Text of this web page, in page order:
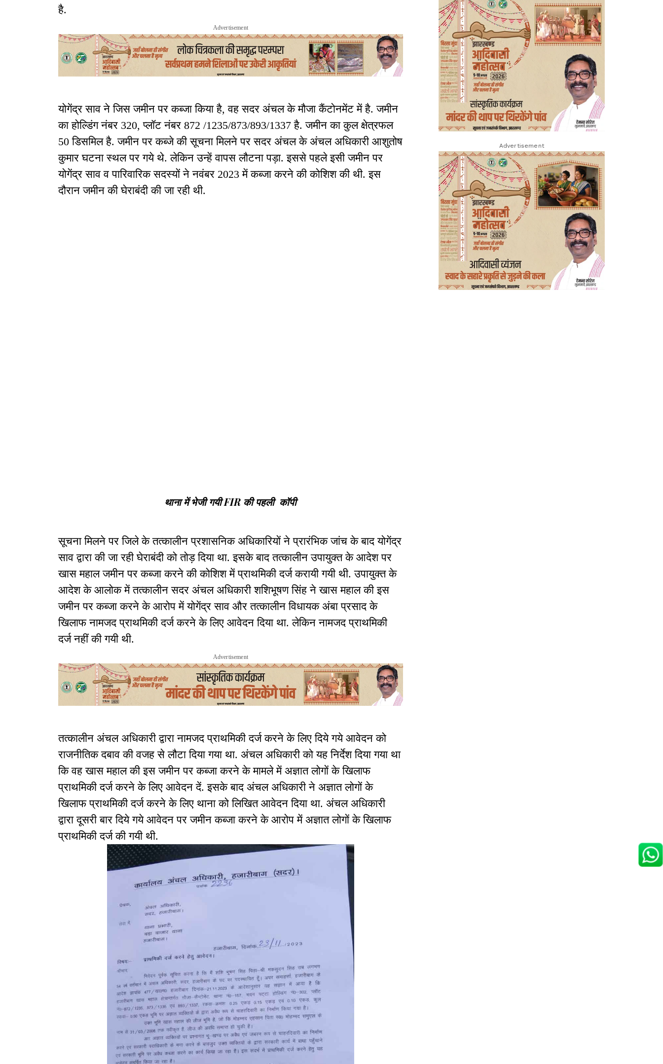
है.
Advertisement
योगेंद्र साव ने जिस जमीन पर कब्जा किया है, वह सदर अंचल के मौजा कैंटोनमेंट में है. जमीन
का होल्डिंग नंबर 320, प्लॉट नंबर 872 /1235/873/893/1337 है. जमीन का कुल क्षेत्रफल
50 डिसमिल है. जमीन पर कब्जे की सूचना मिलने पर सदर अंचल के अंचल अधिकारी आशुतोष
कुमार घटना स्थल पर गये थे. लेकिन उन्हें वापस लौटना पड़ा. इससे पहले इसी जमीन पर
योगेंद्र साव व पारिवारिक सदस्यों ने नवंबर 2023 में कब्जा करने की कोशिश की थी. इस
दौरान जमीन की घेराबंदी की जा रही थी.
थाना में भेजी गयी FIR की पहली कॉपी
सूचना मिलने पर जिले के तत्कालीन प्रशासनिक अधिकारियों ने प्रारंभिक जांच के बाद योगेंद्र
साव द्वारा की जा रही घेराबंदी को तोड़ दिया था. इसके बाद तत्कालीन उपायुक्त के आदेश पर
खास महाल जमीन पर कब्जा करने की कोशिश में प्राथमिकी दर्ज करायी गयी थी. उपायुक्त के
आदेश के आलोक में तत्कालीन सदर अंचल अधिकारी शशिभूषण सिंह ने खास महाल की इस
जमीन पर कब्जा करने के आरोप में योगेंद्र साव और तत्कालीन विधायक अंबा प्रसाद के
खिलाफ नामजद प्राथमिकी दर्ज करने के लिए आवेदन दिया था. लेकिन नामजद प्राथमिकी
दर्ज नहीं की गयी थी.
Advertisement
तत्कालीन अंचल अधिकारी द्वारा नामजद प्राथमिकी दर्ज करने के लिए दिये गये आवेदन को
राजनीतिक दबाव की वजह से लौटा दिया गया था. अंचल अधिकारी को यह निर्देश दिया गया था
कि वह खास महाल की इस जमीन पर कब्जा करने के मामले में अज्ञात लोगों के खिलाफ
प्राथमिकी दर्ज करने के लिए आवेदन दें. इसके बाद अंचल अधिकारी ने अज्ञात लोगों के
खिलाफ प्राथमिकी दर्ज करने के लिए थाना को लिखित आवेदन दिया था. अंचल अधिकारी
द्वारा दूसरी बार दिये गये आवेदन पर जमीन कब्जा करने के आरोप में अज्ञात लोगों के खिलाफ
प्राथमिकी दर्ज की गयी थी.
Advertisement